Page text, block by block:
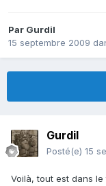
Par Gurdil
15 septembre 2009
Gurdil
Posté(e) 15
Voilà, tout est dans